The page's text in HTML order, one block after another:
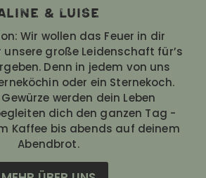
& Luise
Wir wollen das Feuer in dir
große Leidenschaft für’s
Denn in jedem von uns
oder ein Sternekoch.
Gewürze werden dein Leben
dich den ganzen Tag -
Kaffee bis abends auf deinem
Abendbrot.